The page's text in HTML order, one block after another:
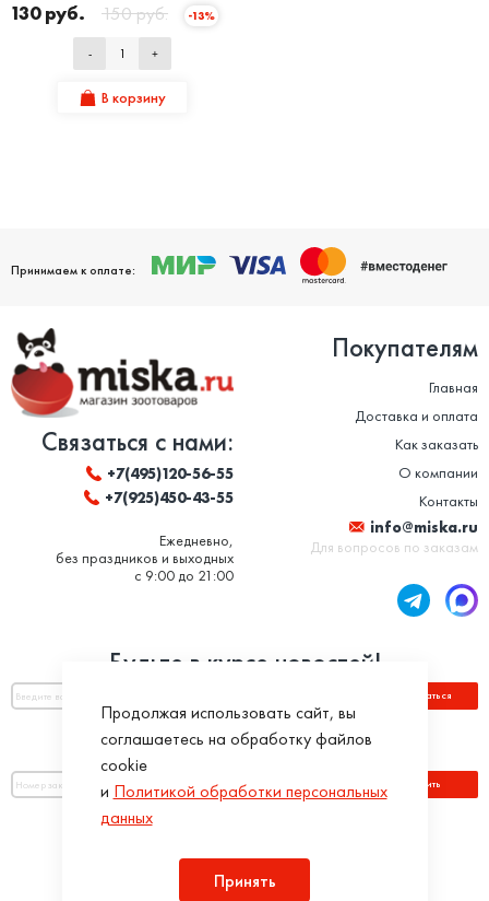
130 руб. 150 руб. -13%
- +
В корзину
Принимаем к оплате:
Связаться с нами:
+7(495)120-56-55
+7(925)450-43-55
Ежедневно,
без праздников и выходных
с 9:00 до 21:00
Покупателям
Главная
Доставка и оплата
Как заказать
О компании
Контакты
info@miska.ru
Для вопросов по заказам
Будьте в курсе новостей!
Подписаться
Оплатить по номеру заказа:
Оплатить
Продолжая использовать сайт, вы
соглашаетесь на обработку файлов
cookie
и Политикой обработки персональных
данных
Принять